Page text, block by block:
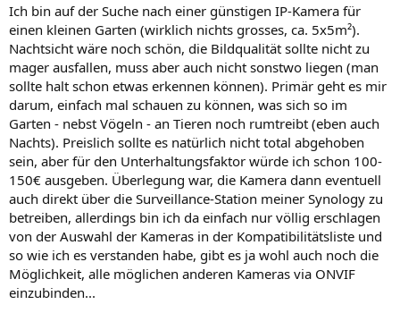
Ich bin auf der Suche nach einer günstigen IP-Kamera für
einen kleinen Garten (wirklich nichts grosses, ca. 5x5m²).
Nachtsicht wäre noch schön, die Bildqualität sollte nicht zu
mager ausfallen, muss aber auch nicht sonstwo liegen (man
sollte halt schon etwas erkennen können). Primär geht es mir
darum, einfach mal schauen zu können, was sich so im
Garten - nebst Vögeln - an Tieren noch rumtreibt (eben auch
Nachts). Preislich sollte es natürlich nicht total abgehoben
sein, aber für den Unterhaltungsfaktor würde ich schon 100-
150€ ausgeben. Überlegung war, die Kamera dann eventuell
auch direkt über die Surveillance-Station meiner Synology zu
betreiben, allerdings bin ich da einfach nur völlig erschlagen
von der Auswahl der Kameras in der Kompatibilitätsliste und
so wie ich es verstanden habe, gibt es ja wohl auch noch die
Möglichkeit, alle möglichen anderen Kameras via ONVIF
einzubinden...